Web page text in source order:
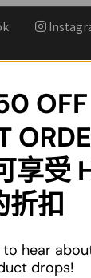
信息詳情
關於我們
運送政策
退換貨政策
台灣訂單説明
享受
折扣
hear
drops!